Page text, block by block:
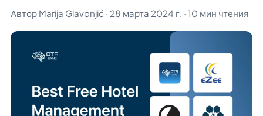
Автор Marija Glavonjić · 28 марта 2024 г. · 10 мин чтения